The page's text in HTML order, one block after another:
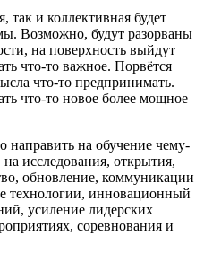
и коллективная будет
Возможно, будут разорваны
на поверхность выйдут
что-то важное. Порвётся
что-то предпринимать.
что-то новое более мощное
направить на обучение чему-
исследования, открытия,
обновление, коммуникации
технологии, инновационный
усиление лидерских
соревнования и